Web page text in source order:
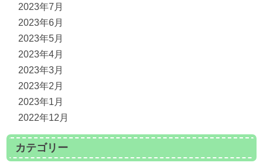
2023年7月
2023年6月
2023年5月
2023年4月
2023年3月
2023年2月
2023年1月
2022年12月
カテゴリー